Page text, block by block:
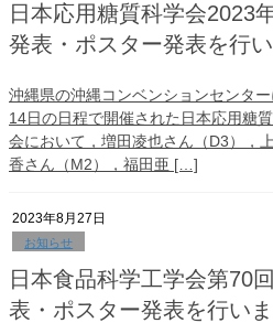
日本応用糖質科学会2023
発表・ポスター発表を行
沖縄県の沖縄コンベンションセンタ
14日の日程で開催された日本応用糖
会において，増田凌也さん（D3），
香さん（M2），福田亜 […]
2023年8月27日
お知らせ
日本食品科学工学会第70
表・ポスター発表を行い